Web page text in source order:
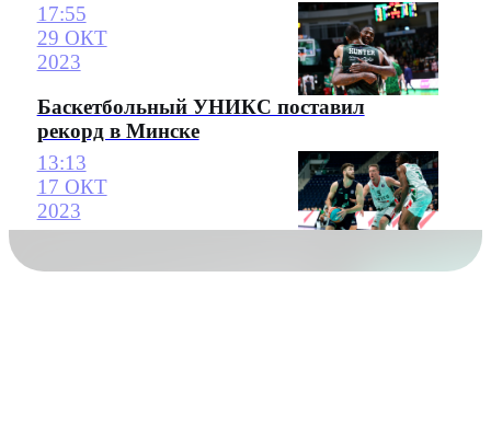
17:55
29 ОКТ
2023
Баскетбольный УНИКС поставил
рекорд в Минске
13:13
17 ОКТ
2023